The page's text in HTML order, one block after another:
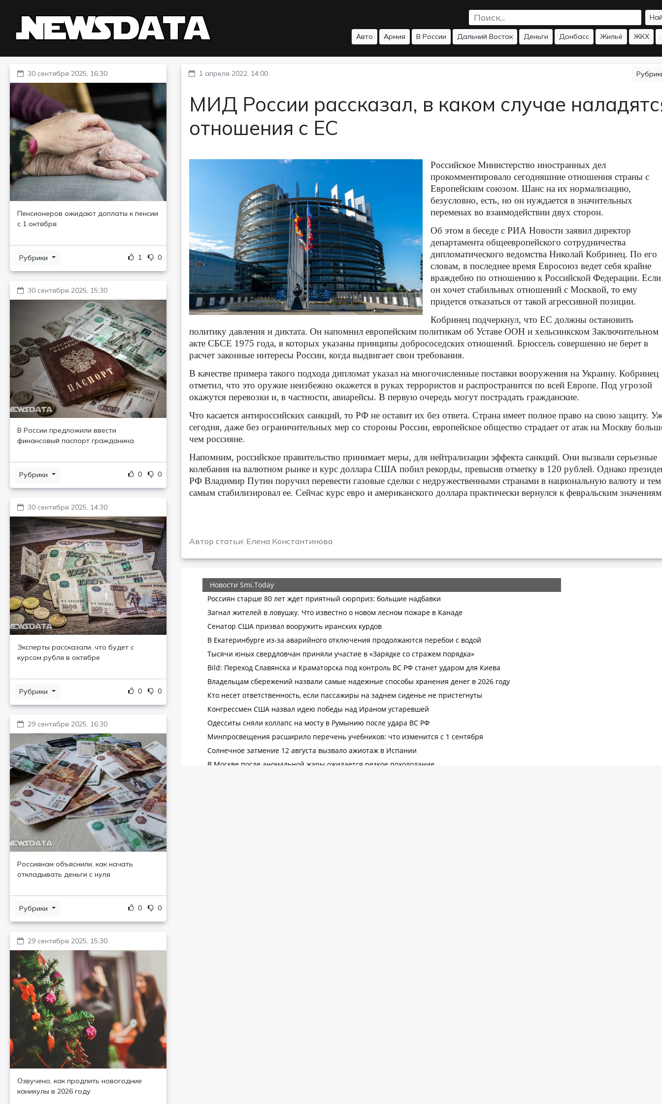
Авто Армия В России Дальний Восток Деньги Донбасс Жильё ЖКХ
30 сентября 2025, 16:30
Пенсионеров ожидают доплаты к пенсии
с 1 октября
Рубрики 1 0
30 сентября 2025, 15:30
В России предложили ввести
финансовый паспорт гражданина
Рубрики 0 0
30 сентября 2025, 14:30
Эксперты рассказали, что будет с
курсом рубля в октябре
Рубрики 0 0
29 сентября 2025, 16:30
Россиянам объяснили, как начать
откладывать деньги с нуля
Рубрики 0 0
29 сентября 2025, 15:30
Озвучено, как продлить новогодние
каникулы в 2026 году
1 апреля 2022, 14:00
МИД России рассказал, в каком случае
отношения с ЕС
Российское Министерство иностранных дел
прокомментировало сегодняшние отношения страны с
Европейским союзом. Шанс на их нормализацию,
безусловно, есть, но он нуждается в значительных
переменах во взаимодействии двух сторон.
Об этом в беседе с РИА Новости заявил директор
департамента общеевропейского сотрудничества
дипломатического ведомства Николай Кобринец. По его
словам, в последнее время Евросоюз ведет себя крайне
враждебно по отношению к Российской Федерации. Если
он хочет стабильных отношений с Москвой, то ему
придется отказаться от такой агрессивной позиции.
Кобринец подчеркнул, что ЕС должны остановить
политику давления и диктата. Он напомнил европейским политикам об Уставе ООН и хельсинкском Заключительном
акте СБСЕ 1975 года, в которых указаны принципы добрососедских отношений. Брюссель совершенно не берет в
расчет законные интересы России, когда выдвигает свои требования.
В качестве примера такого подхода дипломат указал на многочисленные поставки вооружения на Украину. Кобринец
отметил, что это оружие неизбежно окажется в руках террористов и распространится по всей Европе. Под угрозой
окажутся перевозки и, в частности, авиарейсы. В первую очередь могут пострадать гражданские.
Что касается антироссийских санкций, то РФ не оставит их без ответа. Страна имеет полное право на свою защиту.
сегодня, даже без ограничительных мер со стороны России, европейское общество страдает от атак на Москву
чем россияне.
Напомним, российское правительство принимает меры, для нейтрализации эффекта санкций. Они вызвали серьезные
колебания на валютном рынке и курс доллара США побил рекорды, превысив отметку в 120 рублей. Однако
РФ Владимир Путин поручил перевести газовые сделки с недружественными странами в национальную валюту и тем
самым стабилизировал ее. Сейчас курс евро и американского доллара практически вернулся к февральским
Автор статьи: Елена Константинова